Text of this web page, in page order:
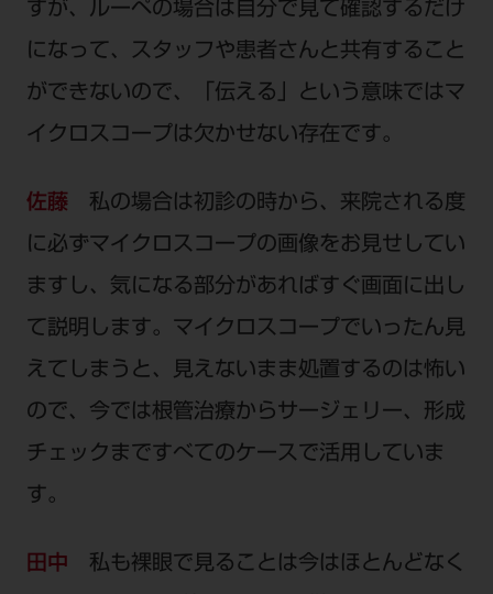
すが、ルーペの場合は自分で見て確認するだけ
になって、スタッフや患者さんと共有すること
ができないので、「伝える」という意味ではマ
イクロスコープは欠かせない存在です。
佐藤 私の場合は初診の時から、来院される度
に必ずマイクロスコープの画像をお見せしてい
ますし、気になる部分があればすぐ画面に出し
て説明します。マイクロスコープでいったん見
えてしまうと、見えないまま処置するのは怖い
ので、今では根管治療からサージェリー、形成
チェックまですべてのケースで活用していま
す。
田中 私も裸眼で見ることは今はほとんどなく